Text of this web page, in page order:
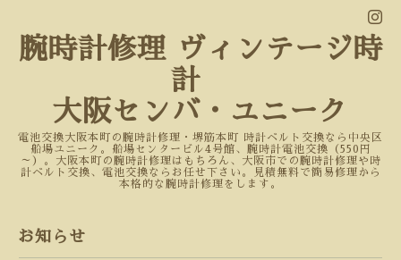
腕時計修理 ヴィンテージ時
計
大阪センバ・ユニーク
電池交換大阪本町の腕時計修理・堺筋本町 時計ベルト交換なら中央区
船場ユニーク。船場センタービル4号館、腕時計電池交換（550円
～）。大阪本町の腕時計修理はもちろん、大阪市での腕時計修理や時
計ベルト交換、電池交換ならお任せ下さい。見積無料で簡易修理から
本格的な腕時計修理をします。
お知らせ